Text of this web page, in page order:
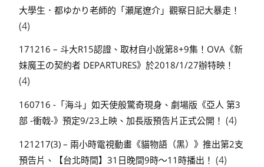
大學生．都ゆかり老師的「瀬尾遼介」觀察日記大暴走！
(4)
171216 – 斗大R15認證、取材自小說第8+9集！OVA《新
妹魔王の契約者 DEPARTURES》於2018/1/27辦特映！
(4)
160716 -「海斗」如天使般驚奇現身、劇場版《亞人 第3
部 -衝戟-》預定9/23上映、加長版預告片正式公開！ (4)
121217(3) – 兩小時電視動畫《貓物語（黑）》推出第2支
預告片、【台北時間】31日晚間9時～11時播出！ (4)